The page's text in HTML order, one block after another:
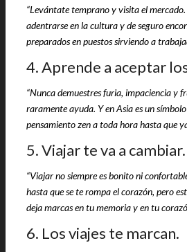
“Levántate temprano y visita el
adentrarse en la cultura y de seguro
preparados en puestos sirviendo a
4. Aprende a aceptar
“Nunca demuestres furia, impaciencia y
raramente ayuda. Y en Asia es un
pensamiento zen a toda hora hasta que
5. Viajar te va a cambiar.
“Viajar no siempre es bonito ni
hasta que se te rompa el corazón, pero
deja marcas en tu memoria y en tu
6. Los viajes te marcan.